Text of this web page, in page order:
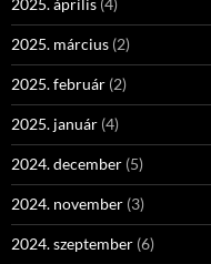
2025. április (4)
2025. március (2)
2025. február (2)
2025. január (4)
2024. december (5)
2024. november (3)
2024. szeptember (6)